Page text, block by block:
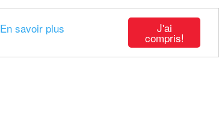
J'ai
compris!
En savoir plus